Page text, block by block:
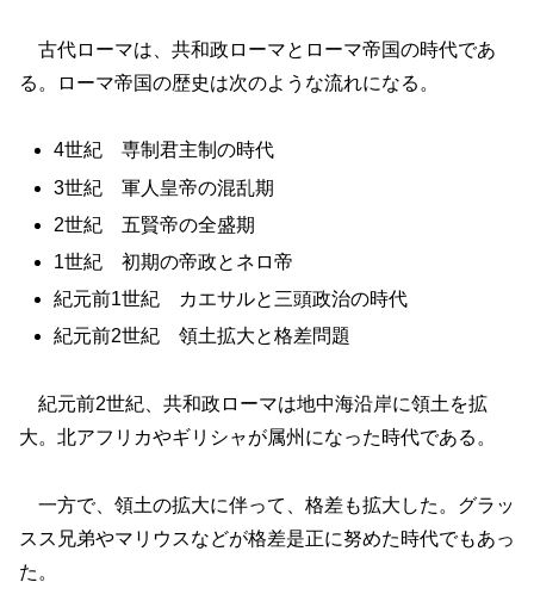
古代ローマは、共和政ローマとローマ帝国の時代であ
る。ローマ帝国の歴史は次のような流れになる。
4世紀 専制君主制の時代
3世紀 軍人皇帝の混乱期
2世紀 五賢帝の全盛期
1世紀 初期の帝政とネロ帝
紀元前1世紀 カエサルと三頭政治の時代
紀元前2世紀 領土拡大と格差問題
紀元前2世紀、共和政ローマは地中海沿岸に領土を拡
大。北アフリカやギリシャが属州になった時代である。
一方で、領土の拡大に伴って、格差も拡大した。グラッ
スス兄弟やマリウスなどが格差是正に努めた時代でもあっ
た。